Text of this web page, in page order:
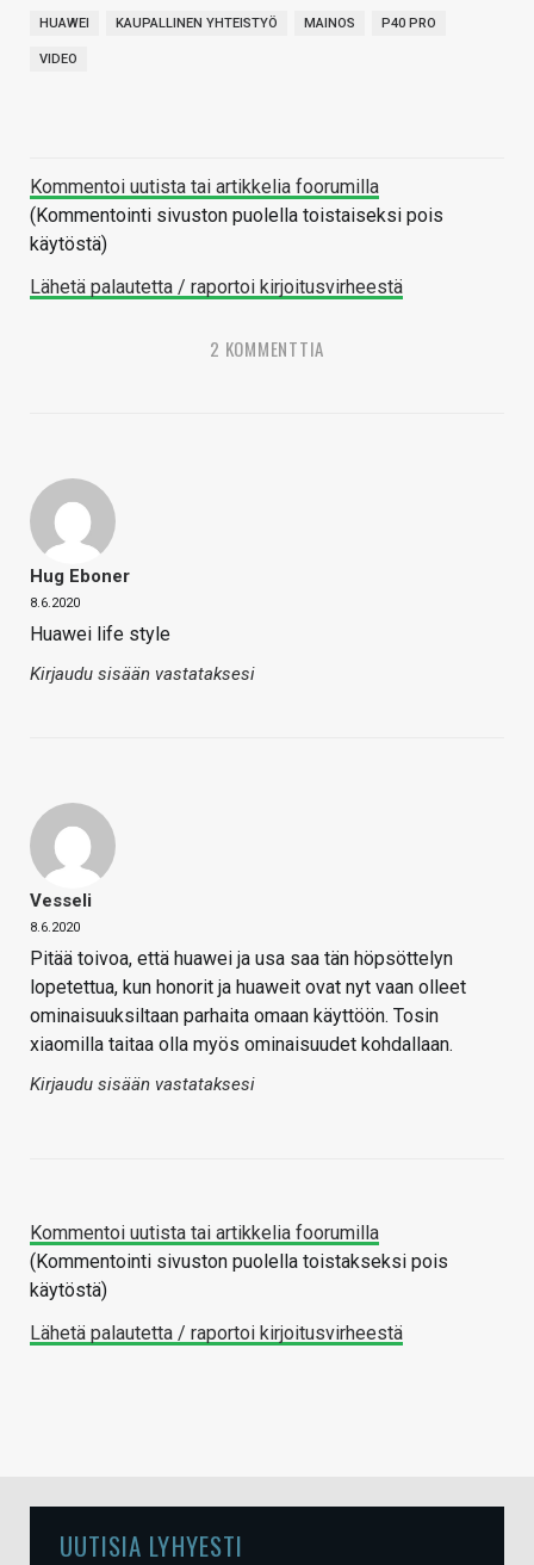
HUAWEI KAUPALLINEN YHTEISTYÖ MAINOS P40 PRO
VIDEO
Kommentoi uutista tai artikkelia foorumilla
(Kommentointi sivuston puolella toistaiseksi pois
käytöstä)
Lähetä palautetta / raportoi kirjoitusvirheestä
2 KOMMENTTIA
Hug Eboner
8.6.2020
Huawei life style
Kirjaudu sisään vastataksesi
Vesseli
8.6.2020
Pitää toivoa, että huawei ja usa saa tän höpsöttelyn
lopetettua, kun honorit ja huaweit ovat nyt vaan olleet
ominaisuuksiltaan parhaita omaan käyttöön. Tosin
xiaomilla taitaa olla myös ominaisuudet kohdallaan.
Kirjaudu sisään vastataksesi
Kommentoi uutista tai artikkelia foorumilla
(Kommentointi sivuston puolella toistakseksi pois
käytöstä)
Lähetä palautetta / raportoi kirjoitusvirheestä
UUTISIA LYHYESTI